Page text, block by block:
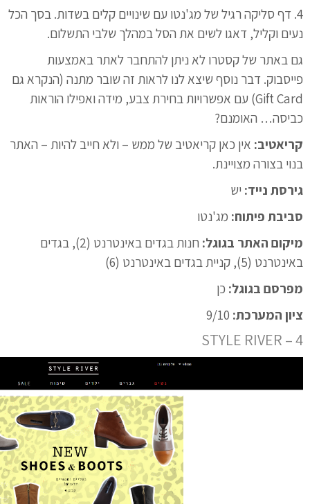
4. דף סליקה רגיל של מג'נטו עם שינויים קלים בשדות. בסך הכל
נעים וקליל, דאגו לשים את הסל במהלך שלבי התשלום.
גם באתר של קסטרו לא ניתן להתחבר לאתר באמצעות
פייסבוק. דבר נוסף שיצא לנו לראות זה שובר מתנה (הנקרא גם
Gift Card) עם אפשרויות בחירת צבע, מידה ואפילו הוראות
כביסה… האומנם?
קריאטיב: אין כאן קריאטיב של ממש – ולא חייב להיות – האתר
בנוי בצורה מצויינת.
גירסת נייד: יש
סביבת פיתוח: מג'נטו
מיקום האתר בגוגל:
חנות בגדים באינטרנט (2), בגדים
באינטרנט (5), קניית בגדים באינטרנט (6)
מפרסם בגוגל: כן
ציון המערכת:
4 – STYLE RIVER